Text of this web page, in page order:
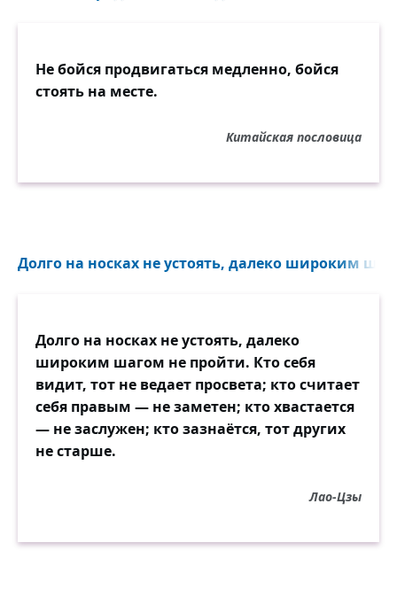
Не бойся продвигаться медленно, бойся
стоять на месте.
Китайская пословица
Долго на носках не устоять, далеко широким
Долго на носках не устоять, далеко
широким шагом не пройти. Кто себя
видит, тот не ведает просвета; кто считает
себя правым — не заметен; кто хвастается
— не заслужен; кто зазнаётся, тот других
не старше.
Лао-Цзы